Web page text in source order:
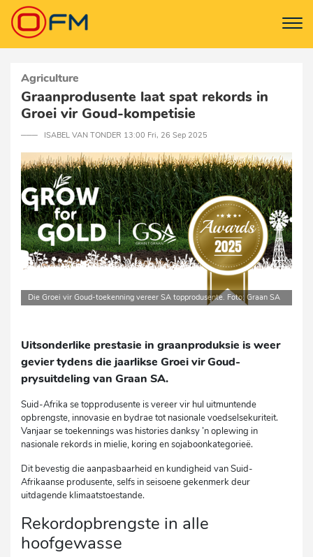
Agriculture
Graanprodusente laat spat rekords in
Groei vir Goud-kompetisie
─── ISABEL VAN TONDER 13:00 Fri, 26 Sep 2025
Die Groei vir Goud-toekenning vereer SA topprodusente. Foto: Graan SA
Uitsonderlike prestasie in graanproduksie is weer
gevier tydens die jaarlikse Groei vir Goud-
prysuitdeling van Graan SA.
Suid-Afrika se topprodusente is vereer vir hul uitmuntende
opbrengste, innovasie en bydrae tot nasionale voedselsekuriteit.
Vanjaar se toekennings was histories danksy ’n oplewing in
nasionale rekords in mielie, koring en sojaboonkategorieë.
Dit bevestig die aanpasbaarheid en kundigheid van Suid-
Afrikaanse produsente, selfs in seisoene gekenmerk deur
uitdagende klimaatstoestande.
Rekordopbrengste in alle
hoofgewasse